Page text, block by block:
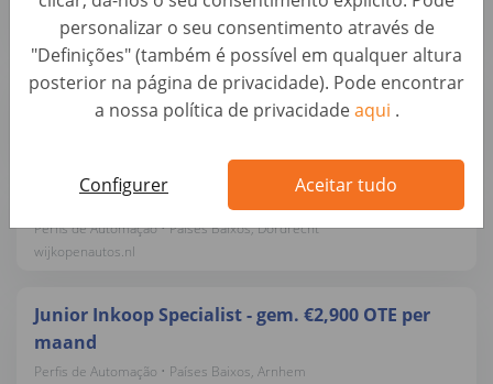
personalizar o seu consentimento através de
"Definições" (também é possível em qualquer altura
posterior na página de privacidade). Pode encontrar
a nossa política de privacidadeaqui .
Configurer Aceitar tudo
wijkopenautos.nl
Auto Inkoper - gem. €3,400 OTE per maand
Perfis de Automação • Países Baixos, Breukelen
Auto Inkoper - gem. €3,400 OTE per maand
Perfis de Automação • Países Baixos, Dordrecht
wijkopenautos.nl
Junior Inkoop Specialist - gem. €2,900 OTE per
maand
Perfis de Automação • Países Baixos, Arnhem